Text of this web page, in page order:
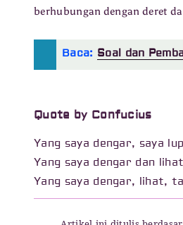
berhubungan dengan deret
Baca: Soal dan
Quote by Confucius
Yang saya dengar, saya
Yang saya dengar dan
Yang saya dengar, lihat,